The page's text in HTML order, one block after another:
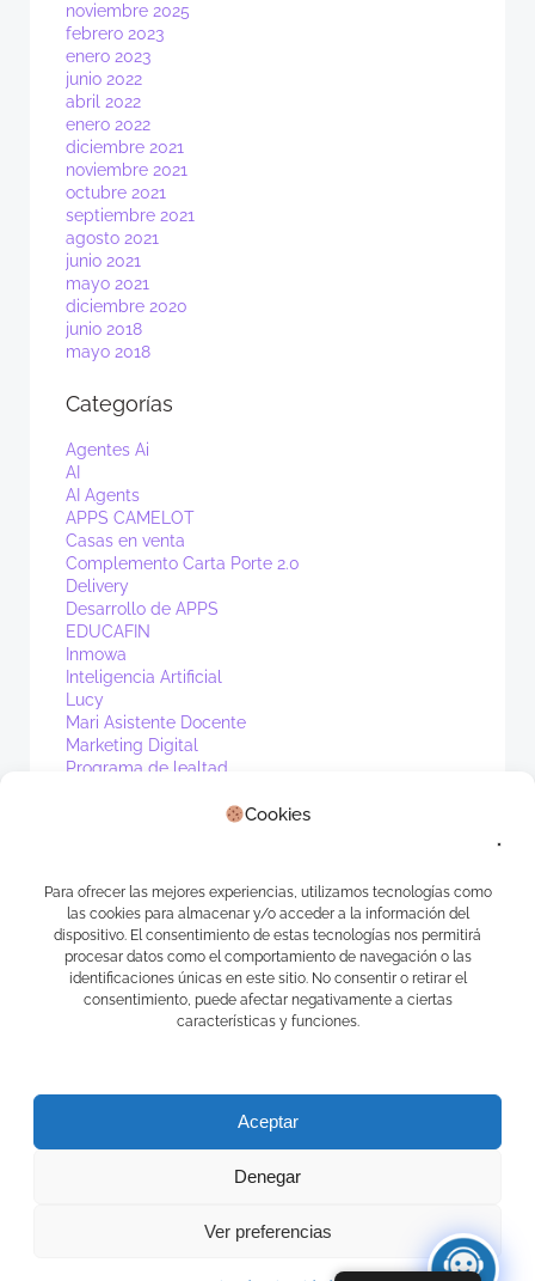
Cookies
Para ofrecer las mejores experiencias, utilizamos tecnologías como
las cookies para almacenar y/o acceder a la información del
dispositivo. El consentimiento de estas tecnologías nos permitirá
procesar datos como el comportamiento de navegación o las
identificaciones únicas en este sitio. No consentir o retirar el
consentimiento, puede afectar negativamente a ciertas
características y funciones.
Aceptar
Denegar
Ver preferencias
noviembre 2025
febrero 2023
enero 2023
junio 2022
abril 2022
enero 2022
diciembre 2021
noviembre 2021
octubre 2021
septiembre 2021
agosto 2021
junio 2021
mayo 2021
diciembre 2020
junio 2018
mayo 2018
Categorías
Agentes Ai
AI
AI Agents
APPS CAMELOT
Casas en venta
Complemento Carta Porte 2.0
Delivery
Desarrollo de APPS
EDUCAFIN
Inmowa
Inteligencia Artificial
Lucy
Mari Asistente Docente
Marketing Digital
Programa de lealtad
WhatsApp
Meta
Acceder
Feed de entradas
Feed de comentarios
© 2026 APPS CAMELOT. Creado usando WordPress y
Ecliptica Theme .